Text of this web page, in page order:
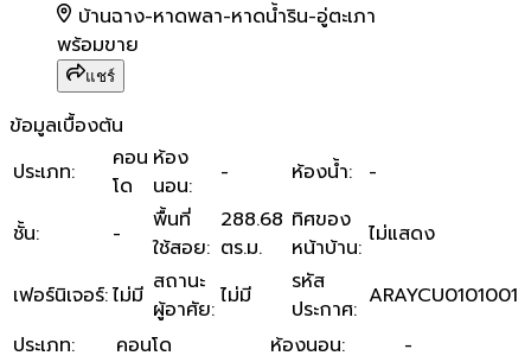
บ้านฉาง-หาดพลา-หาดน้ำริน-อู่ตะเภา
พร้อมขาย
แชร์
ข้อมูลเบื้องต้น
ประเภท:
คอน
โด
ห้อง
นอน: - ห้องน้ำ: -
ชั้น: -
พื้นที่
ใช้สอย:
288.68
ตร.ม.
ทิศของ
หน้าบ้าน: ไม่แสดง
เฟอร์นิเจอร์:ไม่มี สถานะ
ผู้อาศัย: ไม่มี
รหัส
ประกาศ: ARAYCU0101001
ประเภท: คอนโด ห้องนอน:
-